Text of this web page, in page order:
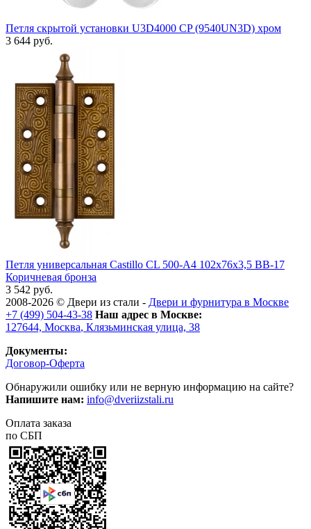
Петля скрытой установки U3D4000 CP (9540UN3D) хром
3 644 руб.
Петля универсальная Castillo CL 500-A4 102x76x3,5 BB-17
Коричневая бронза
3 542 руб.
2008-2026 © Двери из стали - Двери и фурнитура в Москве
+7 (499) 504-43-38 Наш адрес в Москве:
127644, Москва, Клязьминская улица, 38
Документы:
Договор-Оферта
Обнаружили ошибку или не верную информацию на сайте?
Напишите нам: info@dveriizstali.ru
Оплата заказа
по СБП